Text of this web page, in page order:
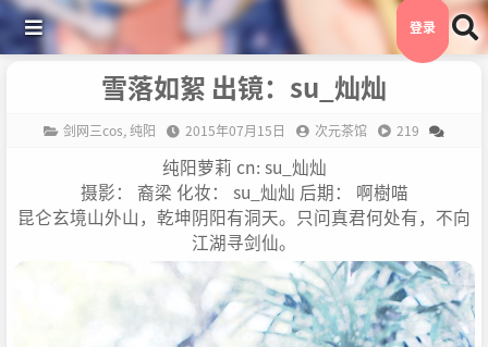
登录
雪落如絮 出镜：su_灿灿
剑网三cos,纯阳 2015年07月15日 次元茶馆 219
纯阳萝莉 cn: su_灿灿
摄影： 裔梁 化妆： su_灿灿 后期： 啊樹喵
昆仑玄境山外山，乾坤阴阳有洞天。只问真君何处有，不向
江湖寻剑仙。